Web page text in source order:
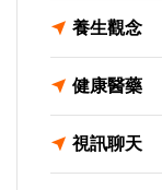
養生觀念
健康醫藥
視訊聊天